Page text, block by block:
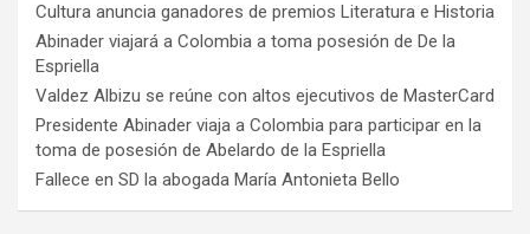
Cultura anuncia ganadores de premios Literatura e Historia
Abinader viajará a Colombia a toma posesión de De la
Espriella
Valdez Albizu se reúne con altos ejecutivos de MasterCard
Presidente Abinader viaja a Colombia para participar en la
toma de posesión de Abelardo de la Espriella
Fallece en SD la abogada María Antonieta Bello